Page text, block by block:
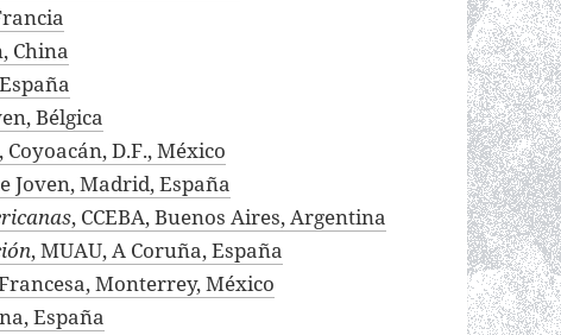
China
Bélgica
D.F., México
Joven, Madrid, España
, CCEBA, Buenos Aires, Argentina
, MUAU, A Coruña, España
Monterrey, México
España